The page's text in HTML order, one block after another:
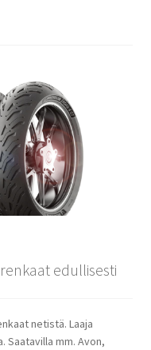
edullisesti
netistä. Laaja
Saatavilla mm. Avon,